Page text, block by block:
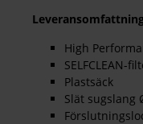
High
SELFCLEAN-
Plastsäck
Slät sugslang